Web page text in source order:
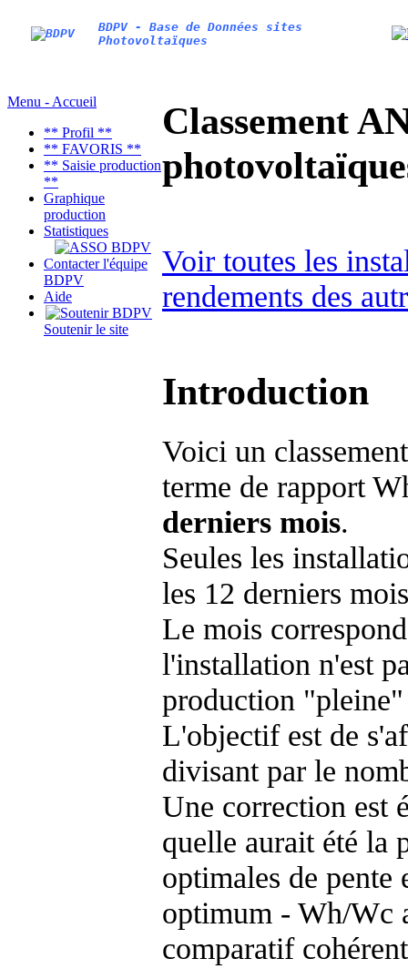
BDPV - Base de Données sites
Photovoltaïques
Menu - Accueil
** Profil **
** FAVORIS **
** Saisie production
**
Graphique
production
Statistiques
Contacter l'équipe
BDPV
Aide
Soutenir le site
Classement
Voir toutes les
rendements des
Introduction
Voici un
terme de rapport
derniers mois.
Seules les
les 12 derniers
Le mois
l'installation n'est
production "pleine"
L'objectif est de
divisant par le
Une correction est
quelle aurait été la
optimales de
optimum - Wh/Wc
comparatif